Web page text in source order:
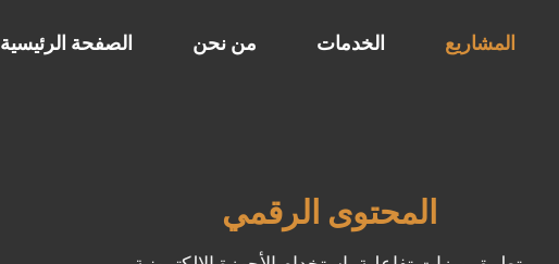
الصفحة الرئيسية من نحن الخدمات المشاريع
المحتوى الرقمي